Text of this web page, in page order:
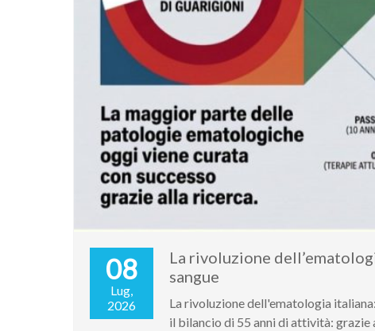
08
Lug,
2026
La rivoluzione
sangue
La rivoluzione dell'ematologia
il bilancio di 55 anni di attività: grazie